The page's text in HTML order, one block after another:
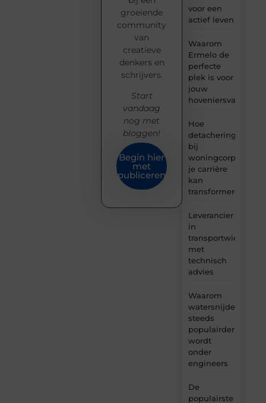
voor een
actief leven
Waarom
Ermelo de
perfecte
plek is voor
jouw
Hoe
detachering
bij
woningcorporaties
je carrière
kan
transformeren
Leverancier
in
transportwielen
met
technisch
advies
Waarom
watersnijden
steeds
populairder
wordt
onder
engineers
De
populairste
groeiende
community
van
creatieve
denkers en
schrijvers.
Start
vandaag
nog met
bloggen!
Begin hier
met
publiceren